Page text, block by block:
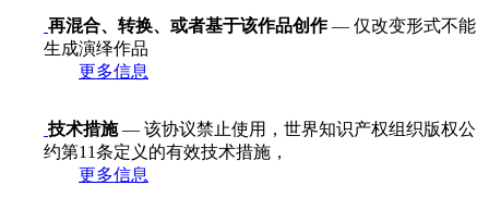
再混合、转换、或者基于该作品创作— 仅改变形式不能
生成演绎作品
更多信息
技术措施— 该协议禁止使用，世界知识产权组织版权公
约第11条定义的有效技术措施，
更多信息